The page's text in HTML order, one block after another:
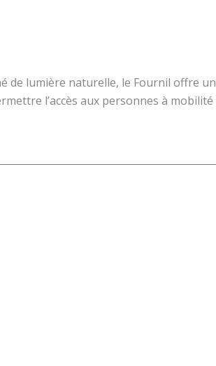
de lumière naturelle, le Fournil offre
l’accès aux personnes à